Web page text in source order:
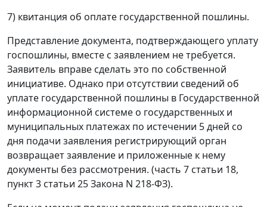
7) квитанция об оплате государственной пошлины.
Представление документа, подтверждающего уплату
госпошлины, вместе с заявлением не требуется.
Заявитель вправе сделать это по собственной
инициативе. Однако при отсутствии сведений об
уплате государственной пошлины в Государственной
информационной системе о государственных и
муниципальных платежах по истечении 5 дней со
дня подачи заявления регистрирующий орган
возвращает заявление и приложенные к нему
документы без рассмотрения. (часть 7 статьи 18,
пункт 3 статьи 25 Закона N 218-ФЗ).